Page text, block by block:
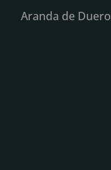
Aranda de Duero